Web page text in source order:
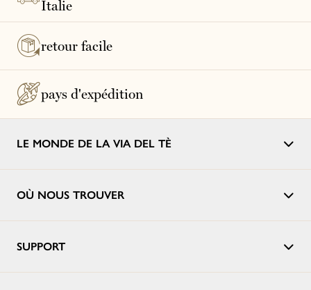
Italie
retour facile
pays d'expédition
LE MONDE DE LA VIA DEL TÈ
OÙ NOUS TROUVER
SUPPORT